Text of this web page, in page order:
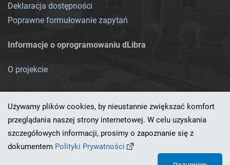
Deklaracja dostępności
Poprawne formułowanie zapytań
Informacje o oprogramowaniu dLibra
O projekcie
Ten serwis działa dzięki oprogramowaniu
Używamy plików cookies, by nieustannie zwiększać komfort
przeglądania naszej strony internetowej. W celu uzyskania
szczegółowych informacji, prosimy o zapoznanie się z
dokumentem Polityki Prywatności